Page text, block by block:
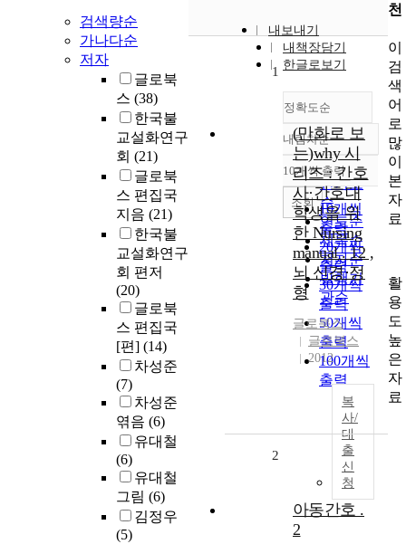
검색량순
가나다순
저자
글로북
스 (38)
한국불
교설화연구
회 (21)
글로북
스 편집국
지음 (21)
한국불
교설화연구
회 편저
(20)
글로북
스 편집국
[편] (14)
차성준
(7)
차성준
엮음 (6)
유대철
(6)
유대철
그림 (6)
김정우
(5)
내보내기
내책장담기
한글로보기
정확도순
정확도
순
인기도
순
연도순
제목순
저자순
발행기
관순
내림차순
내림차순
10개씩 출력
10개씩
출력
20개씩
출력
30개씩
출력
50개씩
출력
100개씩
출력
조회
1
(만화로 보
는)why 시
리즈 : 간호
사·간호대
학생을 위
한 Nursing
manual . 12 ,
뇌 신경·정
형
글로북스
글로북스
2012
복
사/
대
출
신
청
2
아동간호 .
2
천
이
검
색
어
로
많
이
본
자
료
활
용
도
높
은
자
료